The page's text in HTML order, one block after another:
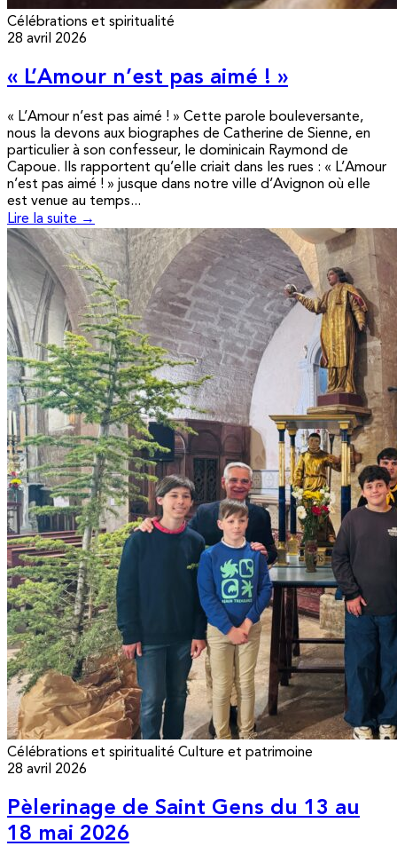
Célébrations et spiritualité
28 avril 2026
« L’Amour n’est pas aimé ! »
« L’Amour n’est pas aimé ! » Cette parole bouleversante,
nous la devons aux biographes de Catherine de Sienne, en
particulier à son confesseur, le dominicain Raymond de
Capoue. Ils rapportent qu’elle criait dans les rues : « L’Amour
n’est pas aimé ! » jusque dans notre ville d’Avignon où elle
est venue au temps...
Lire la suite →
Célébrations et spiritualité Culture et patrimoine
28 avril 2026
Pèlerinage de Saint Gens du 13 au
18 mai 2026